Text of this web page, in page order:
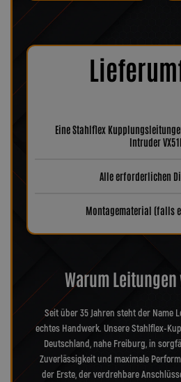
Eine Stahlflex
Intruder VX51L
Alle erforderlichen
Montagematerial (falls
Warum Leitungen
Seit über 35 Jahren steht der Name
echtes Handwerk. Unsere Stahlflex-
Deutschland, nahe Freiburg, in
Zuverlässigkeit und maximale
der Erste, der verdrehbare